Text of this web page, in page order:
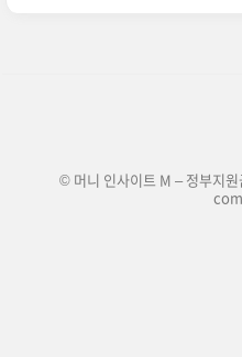
© 머니 인사이트 M – 정부지